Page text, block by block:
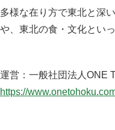
多様な在り方で東北と深
や、東北の食・文化とい
運営：一般社団法人ONE
https://